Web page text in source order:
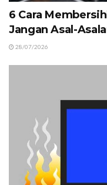
6 Cara
Jangan Asal-
28/07/2026